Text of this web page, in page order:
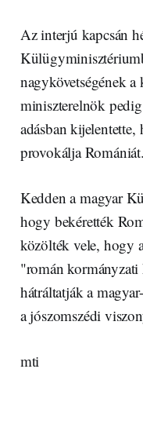
Az interjú kapcsán
nagykövetségének
miniszterelnök
adásban
provokálja Romániát.
Kedden a magyar
hogy bekérették
közölték vele, hogy
"román
hátráltatják a
a jószomszédi
mti